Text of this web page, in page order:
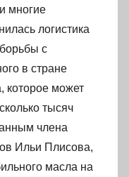
многие
логистика
с
в стране
которое может
тысяч
члена
Ильи Плисова,
масла на